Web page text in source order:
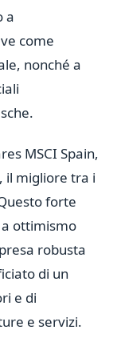
a
come
nonché a
MSCI Spain,
il migliore tra i
forte
ottimismo
robusta
di un
e di
e servizi.